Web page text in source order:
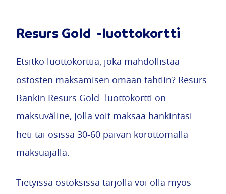
Resurs Gold -luottokortti
Etsitkö luottokorttia, joka mahdollistaa
ostosten maksamisen omaan tahtiin? Resurs
Bankin Resurs Gold -luottokortti on
maksuväline, jolla voit maksaa hankintasi
heti tai osissa 30-60 päivän korottomalla
maksuajalla.
Tietyissä ostoksissa tarjolla voi olla myös